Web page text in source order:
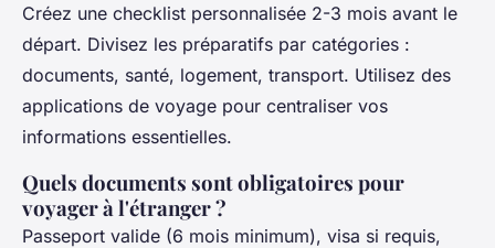
Créez une checklist personnalisée 2-3 mois avant le
départ. Divisez les préparatifs par catégories :
documents, santé, logement, transport. Utilisez des
applications de voyage pour centraliser vos
informations essentielles.
Quels documents sont obligatoires pour
voyager à l'étranger ?
Passeport valide (6 mois minimum), visa si requis,